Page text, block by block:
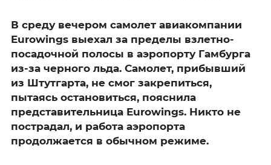
В среду вечером самолет авиакомпании
Eurowings выехал за пределы взлетно-
посадочной полосы в аэропорту Гамбурга
из-за черного льда. Самолет, прибывший
из Штутгарта, не смог закрепиться,
пытаясь остановиться, пояснила
представительница Eurowings. Никто не
пострадал, и работа аэропорта
продолжается в обычном режиме.